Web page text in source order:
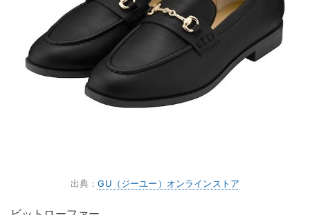
出典：GU（ジーユー）オンラインストア